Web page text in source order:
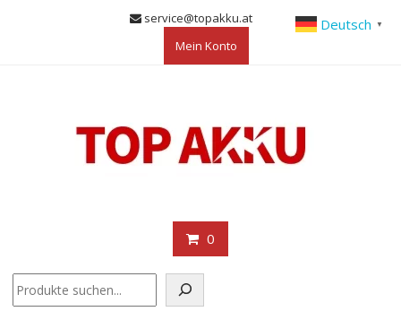
service@topakku.at
Mein Konto
0
Deutsch ▼